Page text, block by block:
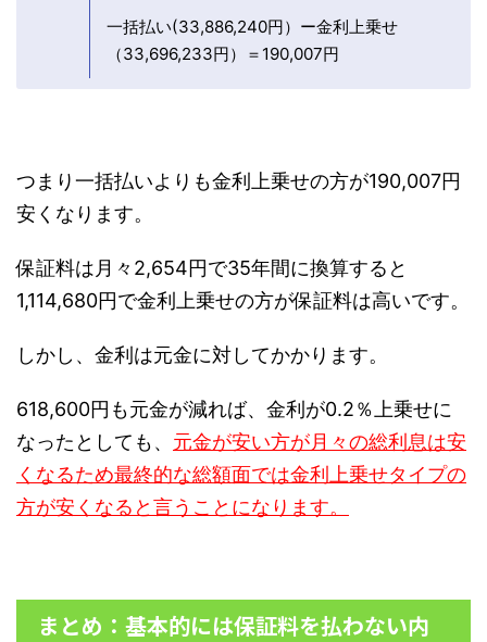
一括払い(33,886,240円）ー金利上乗せ
（33,696,233円）＝190,007円
つまり一括払いよりも金利上乗せの方が190,007円
安くなります。
保証料は月々2,654円で35年間に換算すると
1,114,680円で金利上乗せの方が保証料は高いです。
しかし、金利は元金に対してかかります。
618,600円も元金が減れば、金利が0.2％上乗せに
なったとしても、 元金が安い方が月々の総利息は安
くなるため最終的な総額面では金利上乗せタイプの
方が安くなると言うことになります。
まとめ：基本的には保証料を払わない内